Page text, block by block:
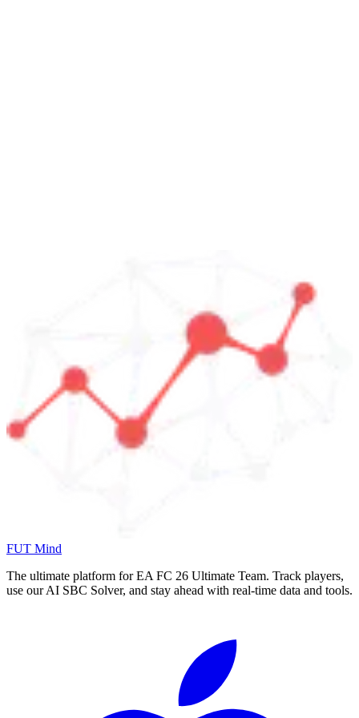
FUT Mind
The ultimate platform for EA FC 26 Ultimate Team. Track players,
use our AI SBC Solver, and stay ahead with real-time data and tools.